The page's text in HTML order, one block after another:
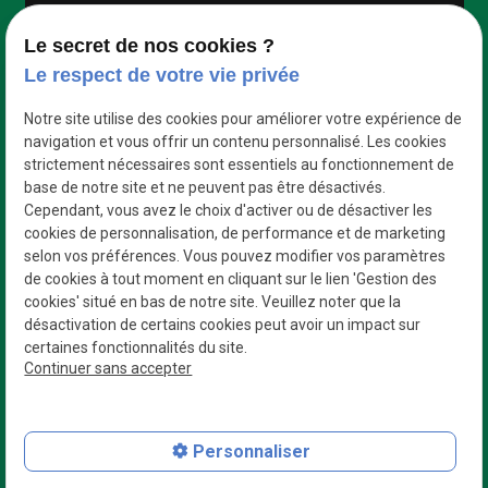
Des professionnels
N° de Siret : 42954335800023
Le secret de nos cookies ?
Le respect de votre vie privée
Notre site utilise des cookies pour améliorer votre expérience de
navigation et vous offrir un contenu personnalisé. Les cookies
strictement nécessaires sont essentiels au fonctionnement de
base de notre site et ne peuvent pas être désactivés.
Cependant, vous avez le choix d'activer ou de désactiver les
cookies de personnalisation, de performance et de marketing
selon vos préférences. Vous pouvez modifier vos paramètres
de cookies à tout moment en cliquant sur le lien 'Gestion des
cookies' situé en bas de notre site. Veuillez noter que la
désactivation de certains cookies peut avoir un impact sur
certaines fonctionnalités du site.
Continuer sans accepter
Personnaliser